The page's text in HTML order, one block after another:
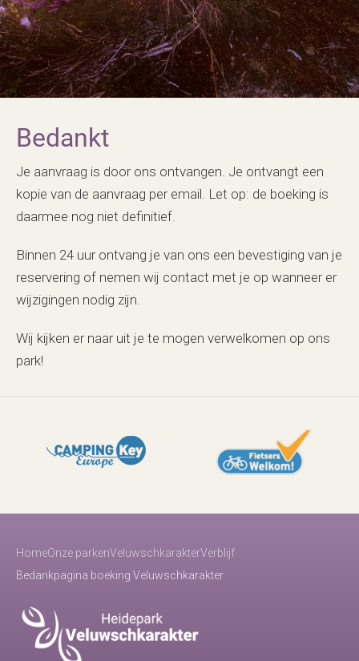
Bedankt
Je aanvraag is door ons ontvangen. Je ontvangt een
kopie van de aanvraag per email. Let op: de boeking is
daarmee nog niet definitief.
Binnen 24 uur ontvang je van ons een bevestiging van je
reservering of nemen wij contact met je op wanneer er
wijzigingen nodig zijn.
Wij kijken er naar uit je te mogen verwelkomen op ons
park!
HomeOnze parkenVeluwschkarakterVerblijf
Bedankpagina boeking Veluwschkarakter